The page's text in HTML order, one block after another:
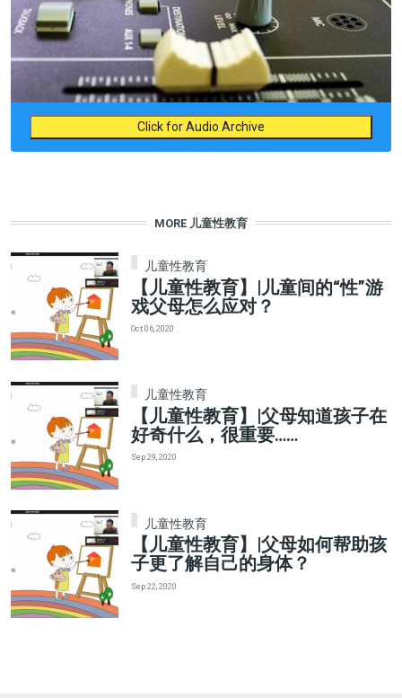
Click for Audio Archive
MORE 儿童性教育
儿童性教育
【儿童性教育】|儿童间的“性”游
戏父母怎么应对？
Oct 06, 2020
儿童性教育
【儿童性教育】|父母知道孩子在
好奇什么，很重要……
Sep 29, 2020
儿童性教育
【儿童性教育】|父母如何帮助孩
子更了解自己的身体？
Sep 22, 2020